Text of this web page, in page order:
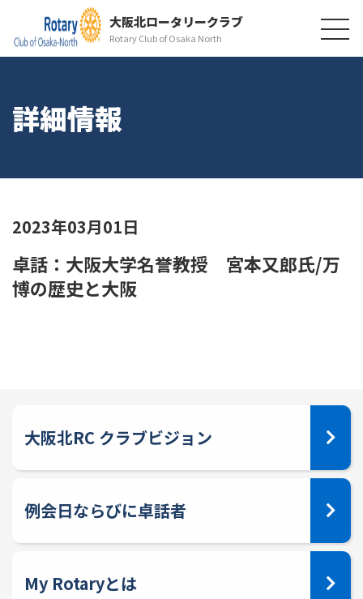
大阪北ロータリークラブ
Rotary Club of Osaka North
詳細情報
2023年03月01日
卓話：大阪大学名誉教授 宮本又郎氏/万
博の歴史と大阪
大阪北RC クラブビジョン
例会日ならびに卓話者
My Rotaryとは